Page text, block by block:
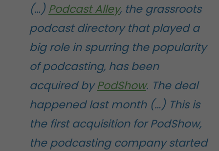
(…) Podcast Alley, the grassroots
podcast directory that played a
big role in spurring the popularity
of podcasting, has been
acquired byPodShow. The deal
happened last month (…) This is
the first acquisition for PodShow,
the podcasting company started